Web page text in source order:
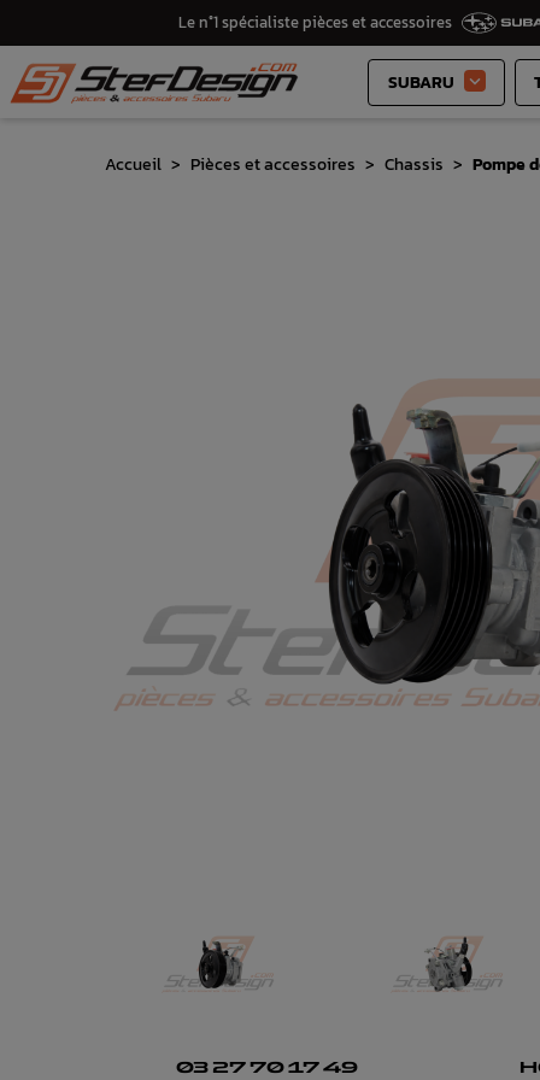
Le n°1 spécialiste pièces et accessoires
SUBARU 
Accueil Pièces et accessoires Chassis Pompe
03 27 70 17 49